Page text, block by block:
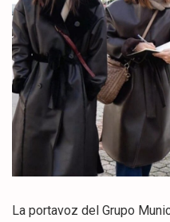
La portavoz del Grupo